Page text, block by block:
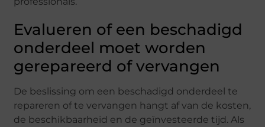
Evalueren of een beschadigd
onderdeel moet worden
gerepareerd of vervangen
De beslissing om een beschadigd onderdeel te
repareren of te vervangen hangt af van de kosten,
de beschikbaarheid en de geïnvesteerde tijd. Als